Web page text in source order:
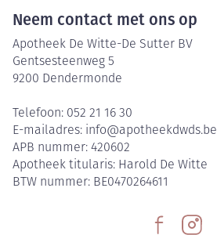
Neem contact met ons op
Apotheek De Witte-De Sutter BV
Gentsesteenweg 5
9200 Dendermonde
Telefoon: 052 21 16 30
E-mailadres: info@apotheekdwds.be
APB nummer: 420602
Apotheek titularis: Harold De Witte
BTW nummer: BE0470264611